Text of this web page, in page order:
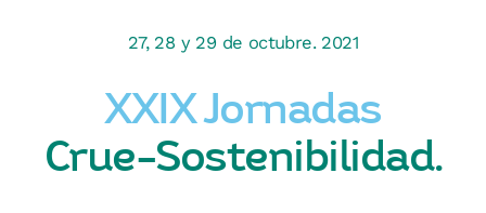
27, 28 y 29 de octubre. 2021
XXIX Jornadas
Crue-Sostenibilidad.